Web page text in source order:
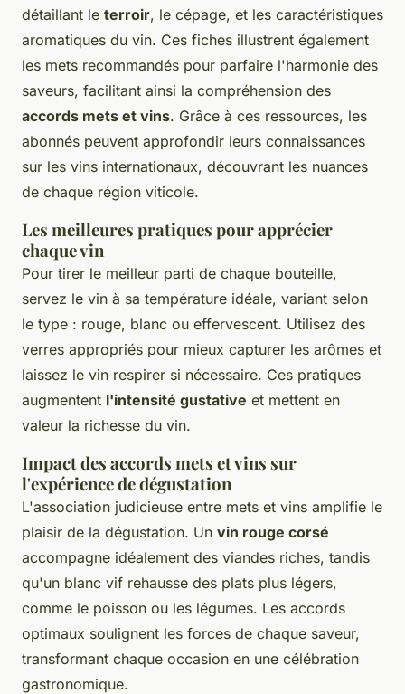
détaillant le terroir, le cépage, et les caractéristiques
aromatiques du vin. Ces fiches illustrent également
les mets recommandés pour parfaire l'harmonie des
saveurs, facilitant ainsi la compréhension des
accords mets et vins. Grâce à ces ressources, les
abonnés peuvent approfondir leurs connaissances
sur les vins internationaux, découvrant les nuances
de chaque région viticole.
Les meilleures pratiques pour apprécier
chaque vin
Pour tirer le meilleur parti de chaque bouteille,
servez le vin à sa température idéale, variant selon
le type : rouge, blanc ou effervescent. Utilisez des
verres appropriés pour mieux capturer les arômes et
laissez le vin respirer si nécessaire. Ces pratiques
augmentent l'intensité gustative et mettent en
valeur la richesse du vin.
Impact des accords mets et vins sur
l'expérience de dégustation
L'association judicieuse entre mets et vins amplifie le
plaisir de la dégustation. Un vin rouge corsé
accompagne idéalement des viandes riches, tandis
qu'un blanc vif rehausse des plats plus légers,
comme le poisson ou les légumes. Les accords
optimaux soulignent les forces de chaque saveur,
transformant chaque occasion en une célébration
gastronomique.